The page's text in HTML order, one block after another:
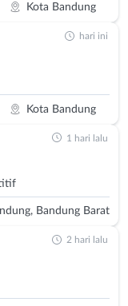
Kota Bandung
Kota Bandung
hari ini
Bandung Barat
1 hari lalu
2 hari lalu